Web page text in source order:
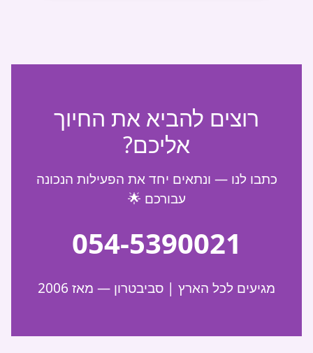
רוצים להביא את החיוך
אליכם?
כתבו לנו — ונתאים יחד את הפעילות הנכונה
עבורכם 🌟
054-5390021
מגיעים לכל הארץ | סביבטרון — מאז 2006